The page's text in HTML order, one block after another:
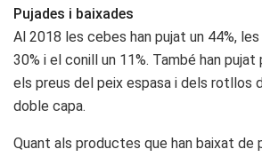
Pujades i baixades
Al 2018 les cebes han pujat un 44%,
30% i el conill un 11%. També han pujat
els preus del peix espasa i dels rotllos
doble capa.
Quant als productes que han baixat de